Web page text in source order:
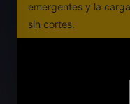
emergentes y la
sin cortes.